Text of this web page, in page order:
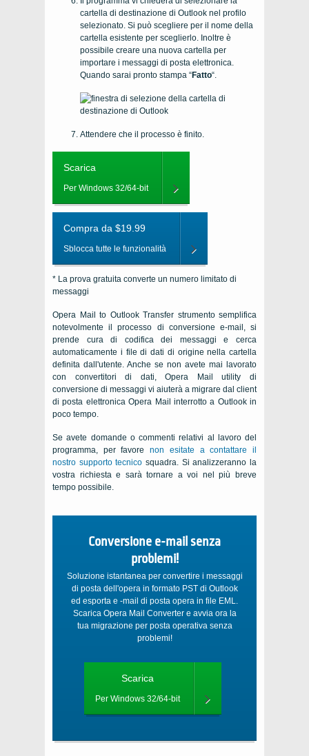
cartella di destinazione di Outlook nel profilo
selezionato. Si può scegliere per il nome della
cartella esistente per sceglierlo. Inoltre è
possibile creare una nuova cartella per
importare i messaggi di posta elettronica.
Quando sarai pronto stampa “Fatto“.
Attendere che il processo è finito.
Scarica
Per Windows 32/64-bit
Compra da $19.99
Sblocca tutte le funzionalità
* La prova gratuita converte un numero limitato di
messaggi
Opera Mail to Outlook Transfer strumento semplifica
notevolmente il processo di conversione e-mail, si
prende cura di codifica dei messaggi e cerca
automaticamente i file di dati di origine nella cartella
definita dall'utente. Anche se non avete mai lavorato
con convertitori di dati,Opera Mail
utility di
conversione di messaggi vi aiuterà a migrare dal client
di posta elettronica Opera Mail interrotto a Outlookin
poco tempo.
Se avete domande o commenti relativi al lavoro del
programma, per favorenon esitate a contattare il
nostro supporto tecnico squadra. Si analizzeranno la
vostra richiesta e sarà tornare a voi nel più breve
tempo possibile.
Conversione e-mail senza
problemi!
Soluzione istantanea per convertire i messaggi
di posta dell'opera in formato PST di Outlook
ed esporta e -mail di posta opera in file EML.
Scarica Opera Mail Converter e avvia ora la
tua migrazione per posta operativa senza
problemi!
Scarica
Per Windows 32/64-bit